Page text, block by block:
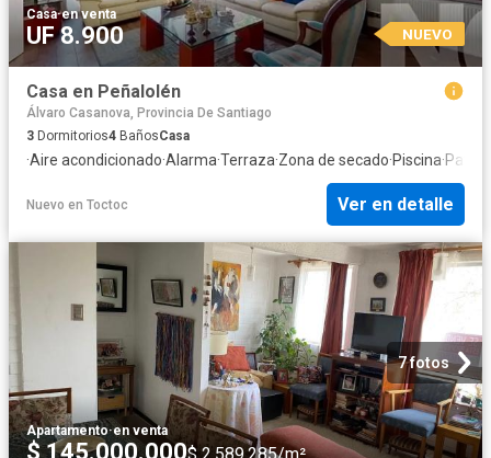
Casa·en venta
UF 8.900 NUEVO
Casa en Peñalolén
Álvaro Casanova, Provincia De Santiago
3 Dormitorios4 BañosCasa
·Aire acondicionado·Alarma·Terraza·Zona de secado·Piscina·Patio
Nuevo en Toctoc Ver en detalle
7 fotos
Apartamento·en venta
$ 145.000.000$ 2.589.285/m²